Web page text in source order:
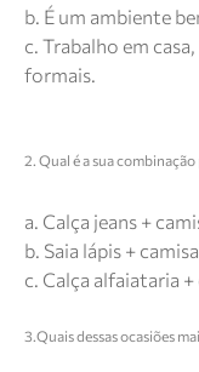
b. É um ambiente
c. Trabalho em
formais.
2. Qual é a sua
a. Calça jeans +
b. Saia lápis +
c. Calça alfaiataria
3.Quais dessas ocasiões